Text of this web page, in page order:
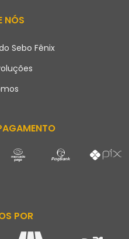
NÓS
Sebo Fênix
POR